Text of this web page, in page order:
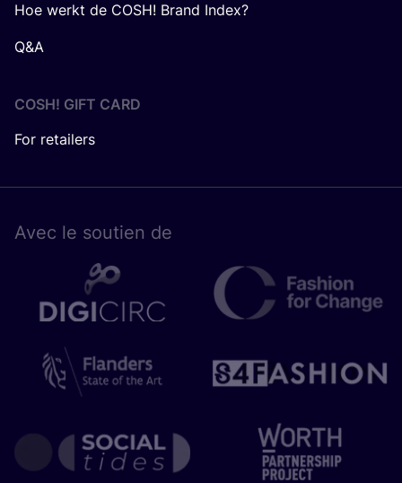
Hoe werkt de COSH! Brand Index?
Q&A
COSH! GIFT CARD
For retailers
Avec le sou­tien de